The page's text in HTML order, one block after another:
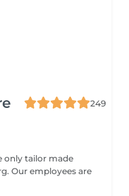
249
only tailor made
Our employees are